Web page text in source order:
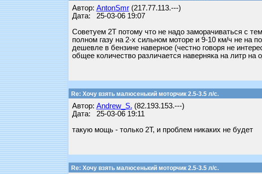
Автор: AntonSmr(217.77.113.---)
Дата: 25-03-06 19:07
Советуем 2Т потому что не надо заморачиваться с
полном газу на 2-х сильном моторе и 9-10 км/ч не на
дешевле в бензине наверное (честно говоря не
общее количество различается наверняка на литр
Re: Хочу взять малюсенький моторчик 2.5-3.5 л/с.
Автор: Andrew_S. (82.193.153.---)
Дата: 25-03-06 19:11
такую мощь - только 2Т, и проблем никаких не будет
Re: Хочу взять малюсенький моторчик 2.5-3.5 л/с.